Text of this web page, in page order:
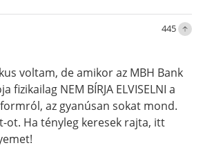
445
voltam, de amikor az MBH Bank
fizikailag NEM BÍRJA ELVISELNI a
az gyanúsan sokat mond.
ot. Ha tényleg keresek rajta, itt